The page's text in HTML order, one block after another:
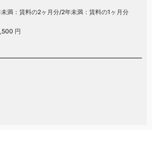
未満：賃料の2ヶ月分/2年未満：賃料の1ヶ月分
円